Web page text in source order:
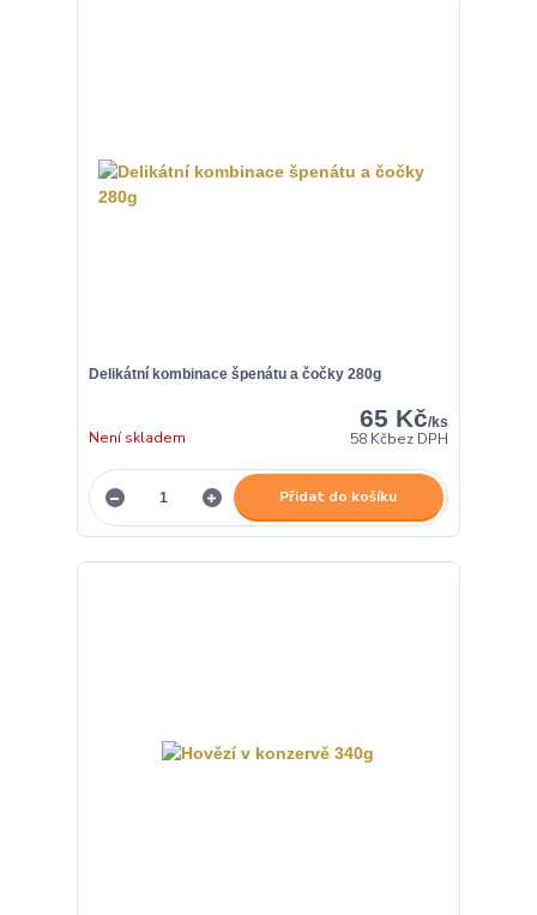
Delikátní kombinace špenátu a čočky 280g
65 Kč/ks
58 Kčbez DPH
Není skladem
Přidat do košíku